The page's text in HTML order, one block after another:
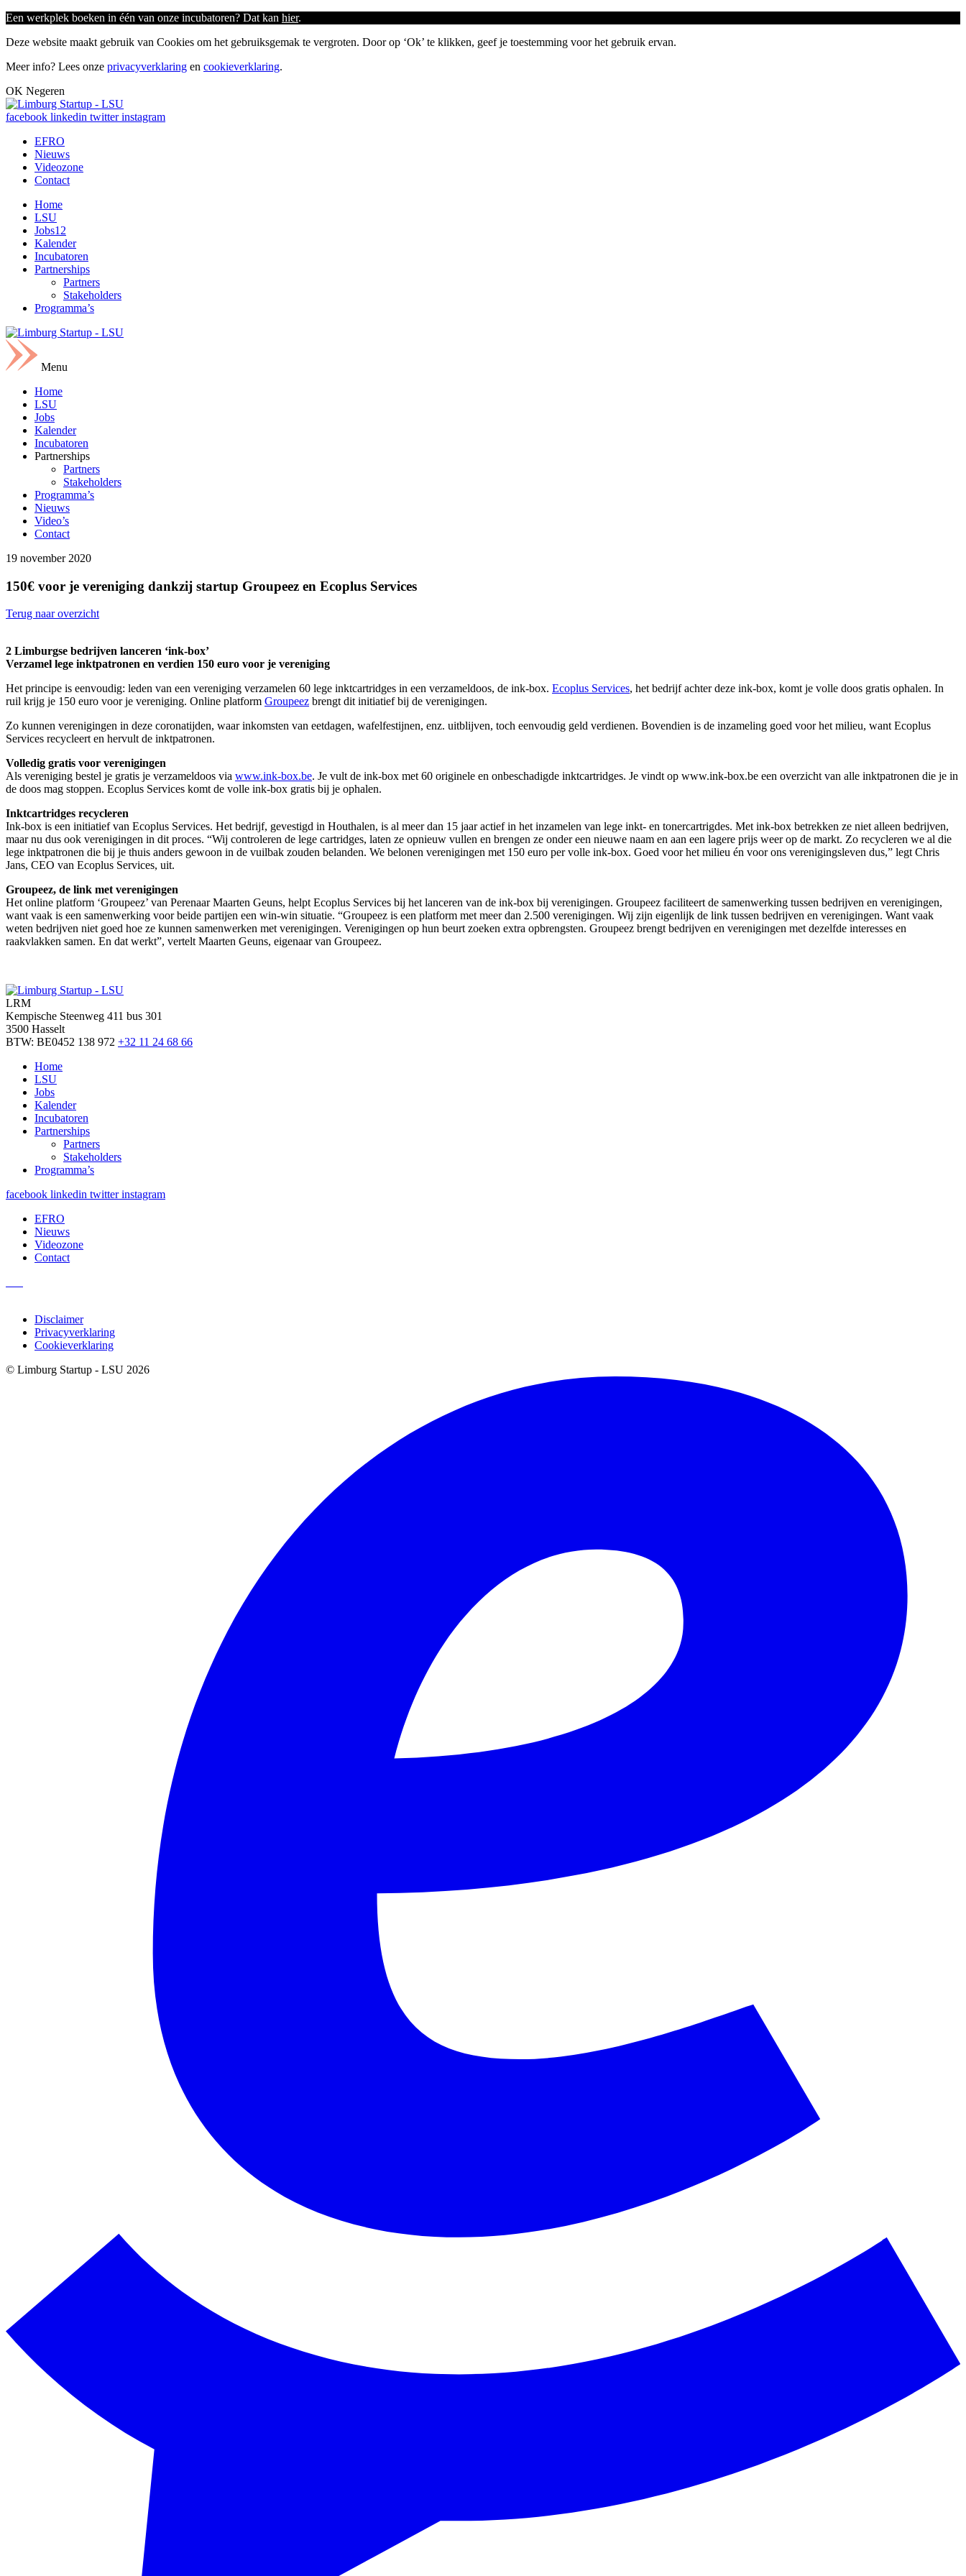
Een werkplek boeken in één van onze incubatoren? Dat kan hier.
Deze website maakt gebruik van Cookies om het gebruiksgemak te vergroten. Door op ‘Ok’ te klikken, geef je toestemming voor het gebruik ervan.
Meer info? Lees onze privacyverklaring en cookieverklaring.
OK Negeren
facebook linkedin twitterinstagram
EFRO
Nieuws
Videozone
Contact
Home
LSU
Jobs12
Kalender
Incubatoren
Partnerships
Partners
Stakeholders
Programma’s
Menu
Home
LSU
Jobs
Kalender
Incubatoren
Partnerships
Partners
Stakeholders
Programma’s
Nieuws
Video’s
Contact
19 november 2020
150€ voor je vereniging dankzij startup Groupeez en Ecoplus Services
Terug naar overzicht
2 Limburgse bedrijven lanceren ‘ink-box’
Verzamel lege inktpatronen en verdien 150 euro voor je vereniging
Het principe is eenvoudig: leden van een vereniging verzamelen 60 lege inktcartridges in een verzameldoos, de ink-box. Ecoplus Services, het bedrijf achter deze ink-box, komt je volle doos gratis ophalen. In
ruil krijg je 150 euro voor je vereniging. Online platform Groupeez brengt dit initiatief bij de verenigingen.
Zo kunnen verenigingen in deze coronatijden, waar inkomsten van eetdagen, wafelfestijnen, enz. uitblijven, toch eenvoudig geld verdienen. Bovendien is de inzameling goed voor het milieu, want Ecoplus
Services recycleert en hervult de inktpatronen.
Volledig gratis voor verenigingen
Als vereniging bestel je gratis je verzameldoos via www.ink-box.be. Je vult de ink-box met 60 originele en onbeschadigde inktcartridges. Je vindt op www.ink-box.be een overzicht van alle inktpatronen die je in
de doos mag stoppen. Ecoplus Services komt de volle ink-box gratis bij je ophalen.
Inktcartridges recycleren
Ink-box is een initiatief van Ecoplus Services. Het bedrijf, gevestigd in Houthalen, is al meer dan 15 jaar actief in het inzamelen van lege inkt- en tonercartrigdes. Met ink-box betrekken ze niet alleen bedrijven,
maar nu dus ook verenigingen in dit proces. “Wij controleren de lege cartridges, laten ze opnieuw vullen en brengen ze onder een nieuwe naam en aan een lagere prijs weer op de markt. Zo recycleren we al die
lege inktpatronen die bij je thuis anders gewoon in de vuilbak zouden belanden. We belonen verenigingen met 150 euro per volle ink-box. Goed voor het milieu én voor ons verenigingsleven dus,” legt Chris
Jans, CEO van Ecoplus Services, uit.
Groupeez, de link met verenigingen
Het online platform ‘Groupeez’ van Perenaar Maarten Geuns, helpt Ecoplus Services bij het lanceren van de ink-box bij verenigingen. Groupeez faciliteert de samenwerking tussen bedrijven en verenigingen,
want vaak is een samenwerking voor beide partijen een win-win situatie. “Groupeez is een platform met meer dan 2.500 verenigingen. Wij zijn eigenlijk de link tussen bedrijven en verenigingen. Want vaak
weten bedrijven niet goed hoe ze kunnen samenwerken met verenigingen. Verenigingen op hun beurt zoeken extra opbrengsten. Groupeez brengt bedrijven en verenigingen met dezelfde interesses en
raakvlakken samen. En dat werkt”, vertelt Maarten Geuns, eigenaar van Groupeez.
LRM
Kempische Steenweg 411 bus 301
3500 Hasselt
BTW: BE0452 138 972 +32 11 24 68 66
Home
LSU
Jobs
Kalender
Incubatoren
Partnerships
Partners
Stakeholders
Programma’s
facebook linkedin twitterinstagram
EFRO
Nieuws
Videozone
Contact
Disclaimer
Privacyverklaring
Cookieverklaring
© Limburg Startup - LSU 2026